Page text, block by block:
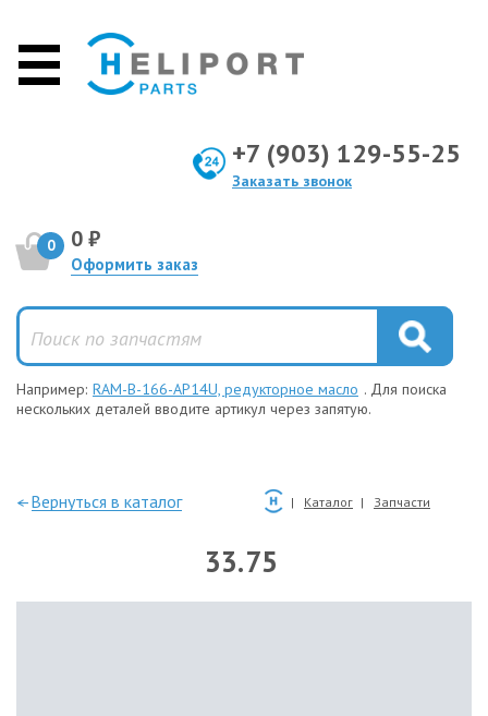
+7 (903) 129-55-25
Заказать звонок
0 0 ₽
Оформить заказ
Например: RAM-B-166-AP14U, редукторное масло . Для поиска
нескольких деталей вводите артикул через запятую.
—Вернуться в каталог Каталог Запчасти
33.75